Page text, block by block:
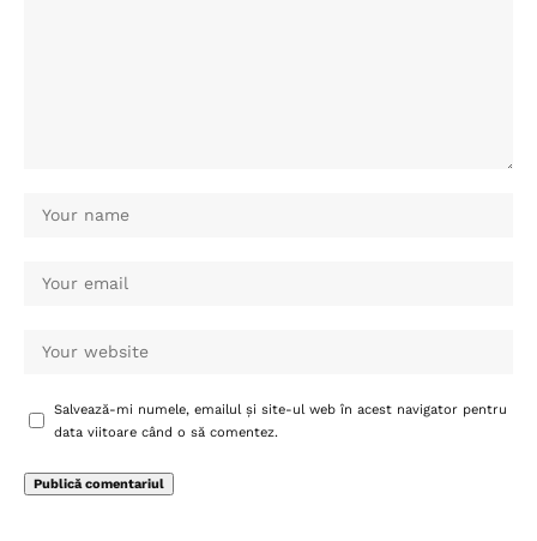
Salvează-mi numele, emailul și site-ul web în acest navigator pentru
data viitoare când o să comentez.